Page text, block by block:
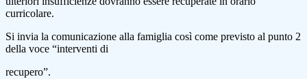
curricolare.
Si invia la comunicazione alla famiglia così come previsto al punto 2
della voce “interventi di
recupero”.